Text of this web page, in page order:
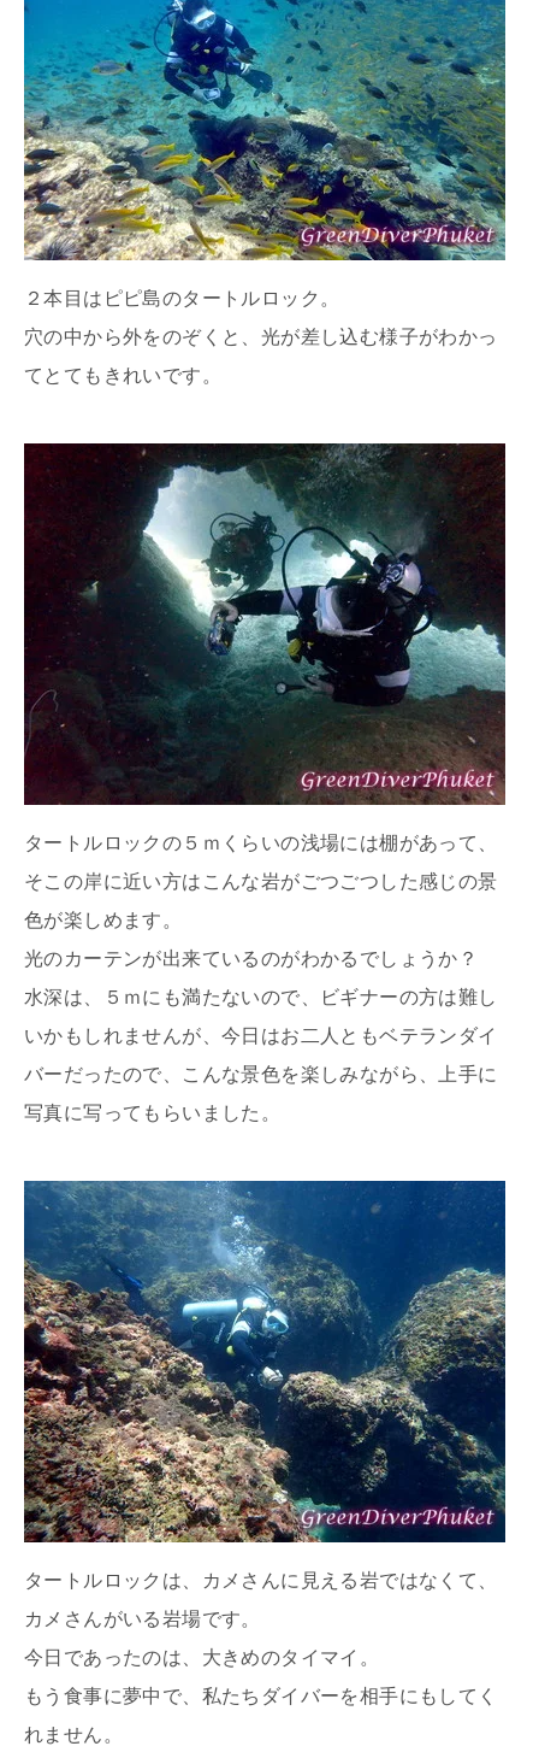
２本目はピピ島のタートルロック。
穴の中から外をのぞくと、光が差し込む様子がわかっ
てとてもきれいです。
タートルロックの５ｍくらいの浅場には棚があって、
そこの岸に近い方はこんな岩がごつごつした感じの景
色が楽しめます。
光のカーテンが出来ているのがわかるでしょうか？
水深は、５ｍにも満たないので、ビギナーの方は難し
いかもしれませんが、今日はお二人ともベテランダイ
バーだったので、こんな景色を楽しみながら、上手に
写真に写ってもらいました。
タートルロックは、カメさんに見える岩ではなくて、
カメさんがいる岩場です。
今日であったのは、大きめのタイマイ。
もう食事に夢中で、私たちダイバーを相手にもしてく
れません。